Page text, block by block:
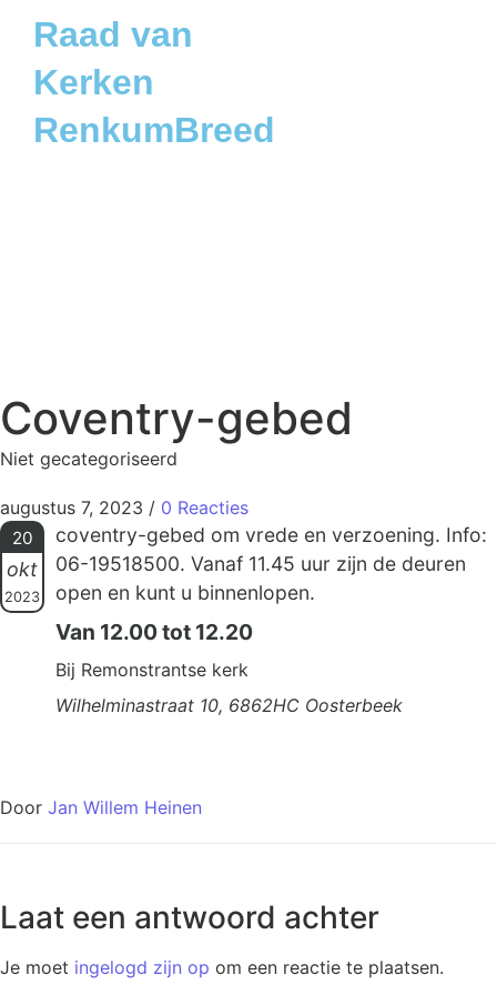
Raad van
Kerken
RenkumBreed
Coventry-gebed
Niet gecategoriseerd
augustus 7, 2023 / 0 Reacties
20
okt
2023
coventry-gebed om vrede en verzoening. Info:
06-19518500. Vanaf 11.45 uur zijn de deuren
open en kunt u binnenlopen.
Van 12.00 tot 12.20
Bij Remonstrantse kerk
Wilhelminastraat 10, 6862HC Oosterbeek
Door Jan Willem Heinen
Laat een antwoord achter
Je moet ingelogd zijn op om een reactie te plaatsen.